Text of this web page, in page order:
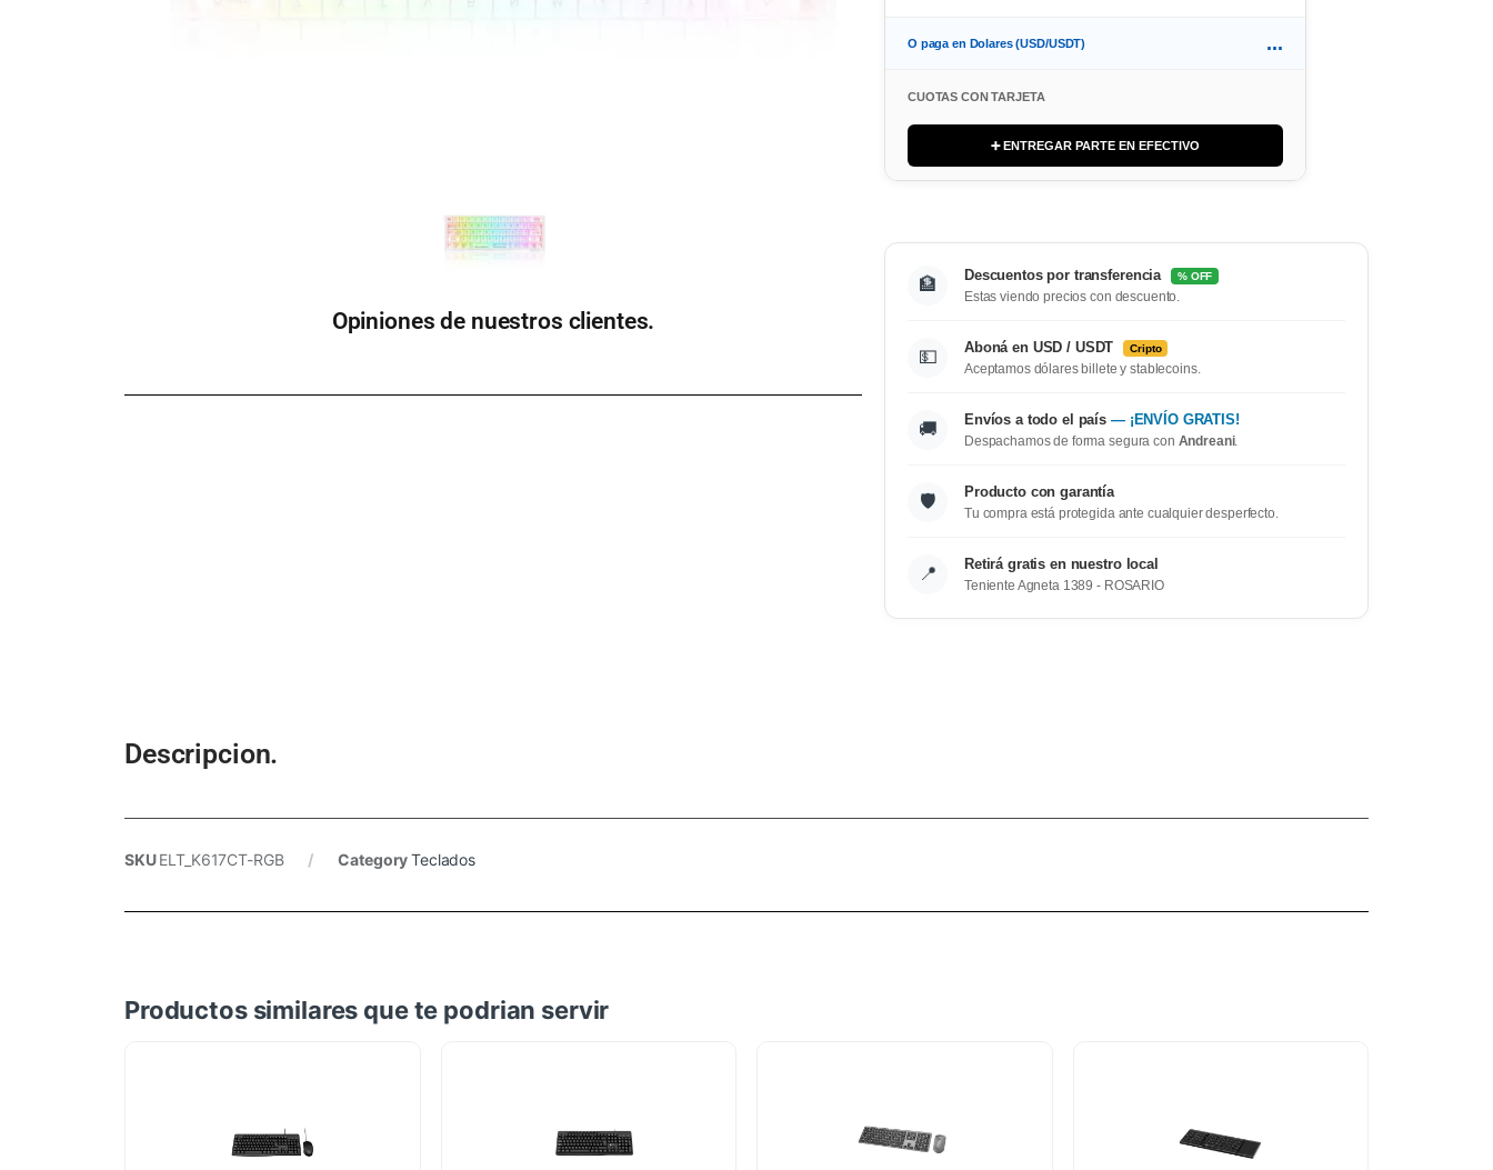
Opiniones de nuestros clientes.
O paga en Dolares (USD/USDT) ...
CUOTAS CON TARJETA
➕ ENTREGAR PARTE EN EFECTIVO
🏦 Descuentos por transferencia % OFF
Estas viendo precios con descuento.
💵 Aboná en USD / USDT Cripto
Aceptamos dólares billete y stablecoins.
🚚 Envíos a todo el país — ¡ENVÍO GRATIS!
Despachamos de forma segura con Andreani.
🛡️ Producto con garantía
Tu compra está protegida ante cualquier desperfecto.
📍 Retirá gratis en nuestro local
Teniente Agneta 1389 - ROSARIO
Descripcion.
SKUELT_K617CT-RGB CategoryTeclados
Productos similares que te podrian servir